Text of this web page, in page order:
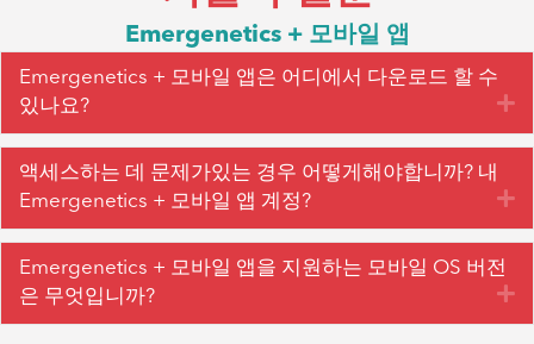
Emergenetics + 모바일 앱
Emergenetics + 모바일 앱은 어디에서 다운로드 할 수
있나요?
액세스하는 데 문제가있는 경우 어떻게해야합니까? 내
Emergenetics + 모바일 앱 계정?
Emergenetics + 모바일 앱을 지원하는 모바일 OS 버전
은 무엇입니까?